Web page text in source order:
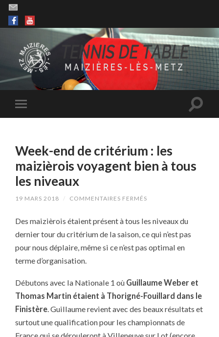
Week-end de critérium : les
maizièrois voyagent bien à tous
les niveaux
19 MARS 2018 / COMMENTAIRES FERMÉS
DE
:
MAIZIÈROIS
TOUS
LES
NIVEAUX
Des maizièrois étaient présent à tous les niveaux du
dernier tour du critérium de la saison, ce qui n’est pas
pour nous déplaire, même si ce n’est pas optimal en
terme d’organisation.
Débutons avec la Nationale 1 où Guillaume Weber et
Thomas Martin étaient à Thorigné-Fouillard dans le
Finistère . Guillaume revient avec des beaux résultats et
surtout une qualification pour les championnats de
France qui se dérouleront à Villeneuve sur Lot (encore